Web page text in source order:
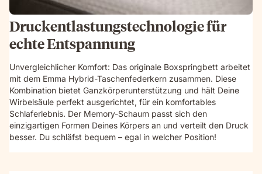
Druckentlastungstechnologie für
echte Entspannung
Unvergleichlicher Komfort: Das originale Boxspringbett arbeitet
mit dem Emma Hybrid-Taschenfederkern zusammen. Diese
Kombination bietet Ganzkörperunterstützung und hält Deine
Wirbelsäule perfekt ausgerichtet, für ein komfortables
Schlaferlebnis. Der Memory-Schaum passt sich den
einzigartigen Formen Deines Körpers an und verteilt den Druck
besser. Du schläfst bequem – egal in welcher Position!